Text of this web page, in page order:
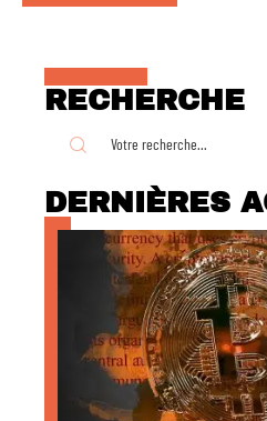
RECHERCHE
DERNIÈRES